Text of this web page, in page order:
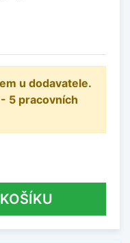
u dodavatele.
5 pracovních